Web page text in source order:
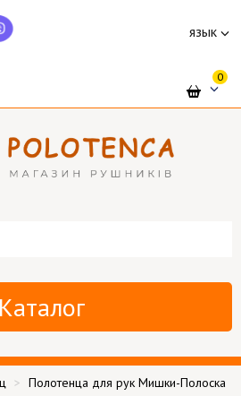
язык
0
Каталог
Полотенца для рук Мишки-Полоска